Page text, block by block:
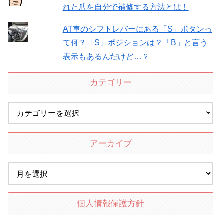
れた爪を自分で補修する方法とは！
AT車のシフトレバーにある「S」ボタンっ
て何？「S」ポジションは？「B」と言う
表示もあるんだけど…？
カテゴリー
アーカイブ
個人情報保護方針